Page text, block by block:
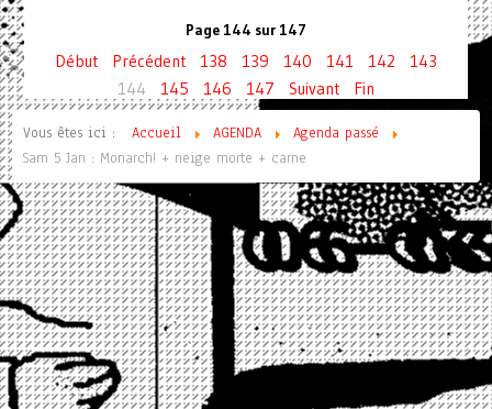
Page 144 sur 147
Début Précédent 138 139 140 141 142
143
144
145 146 147 Suivant Fin
Vous êtes ici : Accueil AGENDA
Agenda passé
Sam 5 Jan : Monarch! + neige morte + carne